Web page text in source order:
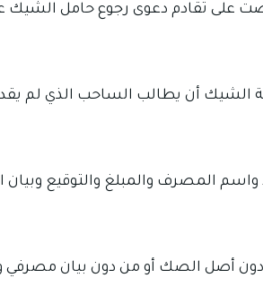
من أكثر الدفوع التي يجب الانتباه لها لأن المادة 175 من قانون التجارة العراقي رقم 30 لسنة 1984 نصت على
رغم تقادم دعوى المطالبة بقيمة الشيك أن يطالب الساحب
المصرف والمبلغ والتوقيع
أصل الصك أو من دون بيان مصرفي